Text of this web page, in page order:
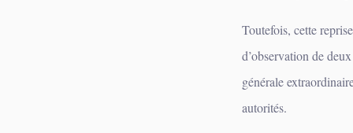
Toutefois, cette
d’observation de
générale
autorités.